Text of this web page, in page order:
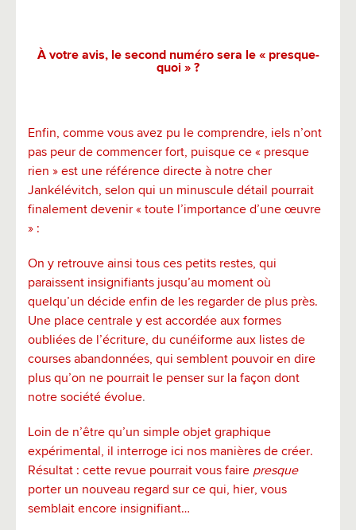
À votre avis, le second numéro sera le « presque-
quoi » ?
Enfin, comme vous avez pu le comprendre, iels n’ont
pas peur de commencer fort, puisque ce « presque
rien » est une référence directe à notre cher
Jankélévitch, selon qui un minuscule détail pourrait
finalement devenir « toute l’importance d’une œuvre
» :
On y retrouve ainsi tous ces petits restes, qui
paraissent insignifiants jusqu’au moment où
quelqu’un décide enfin de les regarder de plus près.
Une place centrale y est accordée aux formes
oubliées de l’écriture, du cunéiforme aux listes de
courses abandonnées, qui semblent pouvoir en dire
plus qu’on ne pourrait le penser sur la façon dont
notre société évolue.
Loin de n’être qu’un simple objet graphique
expérimental, il interroge ici nos manières de créer.
Résultat : cette revue pourrait vous faire presque
porter un nouveau regard sur ce qui, hier, vous
semblait encore insignifiant…